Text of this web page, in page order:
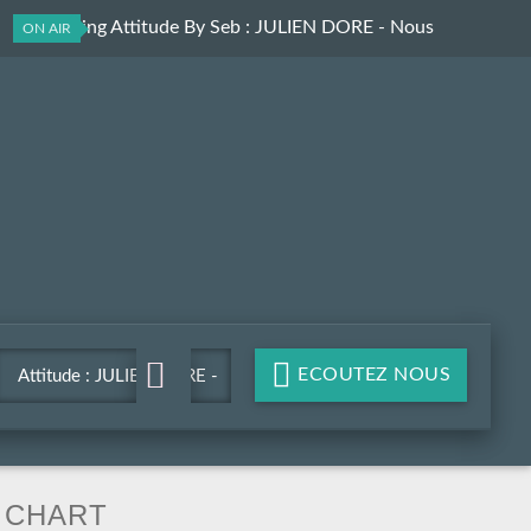
ON AIR
Le Morning Attitude By Seb : JULIEN DORE - Nous
Attitude : JULIEN DORE -
Nous
ECOUTEZ NOUS
CHART